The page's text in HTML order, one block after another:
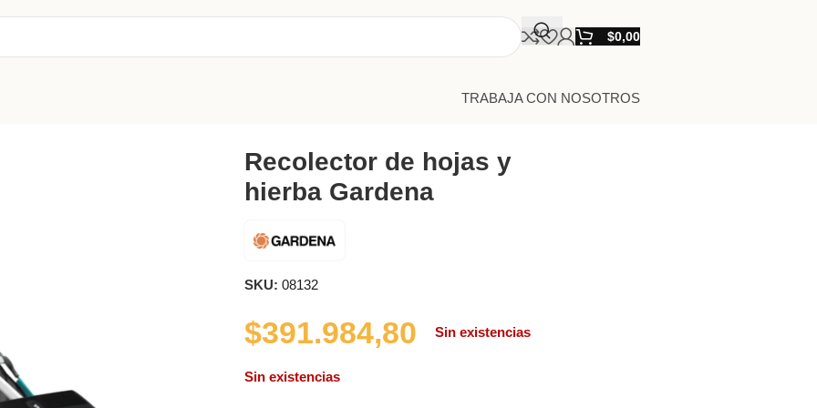
$0,00
TRABAJA CON NOSOTROS
Recolector de hojas y
hierba Gardena
SKU: 08132
$391.984,80 Sin existencias
Sin existencias